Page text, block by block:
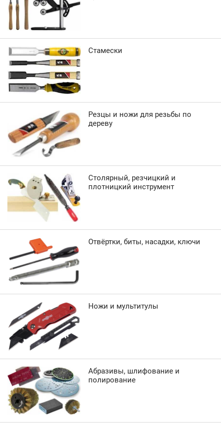
Стамески
Резцы и ножи для резьбы по
дереву
Столярный, резчицкий и
плотницкий инструмент
Отвёртки, биты, насадки, ключи
Ножи и мультитулы
Абразивы, шлифование и
полирование